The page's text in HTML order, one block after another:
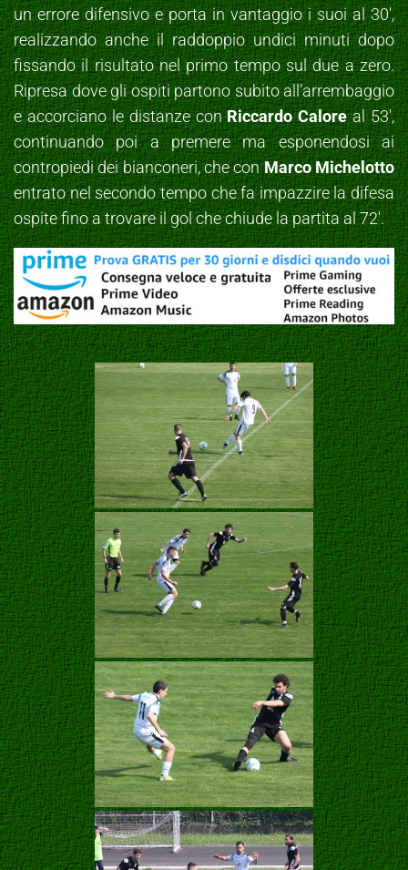
un errore difensivo e porta in vantaggio i suoi al 30′,
realizzando anche il raddoppio undici minuti dopo
fissando il risultato nel primo tempo sul due a zero.
Ripresa dove gli ospiti partono subito all’arrembaggio
e accorciano le distanze conRiccardo Caloreal 53′,
continuando poi a premere ma esponendosi ai
contropiedi dei bianconeri, che conMarco Michelotto
entrato nel secondo tempo che fa impazzire la difesa
ospite fino a trovare il gol che chiude la partita al 72′.